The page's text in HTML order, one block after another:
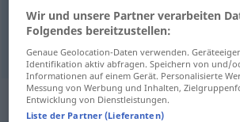
f.
„f.“: abbreviation
Wir und unsere Partner verarbeiten
Folgendes bereitzustellen:
Genaue Geolocation-Daten verwenden.
Identifikation aktiv abfragen. Speichern von und/
Informationen auf einem Gerät. Personalisierte
Messung von Werbung und Inhalten,
Entwicklung von Dienstleistungen.
Liste der Partner (Lieferanten)